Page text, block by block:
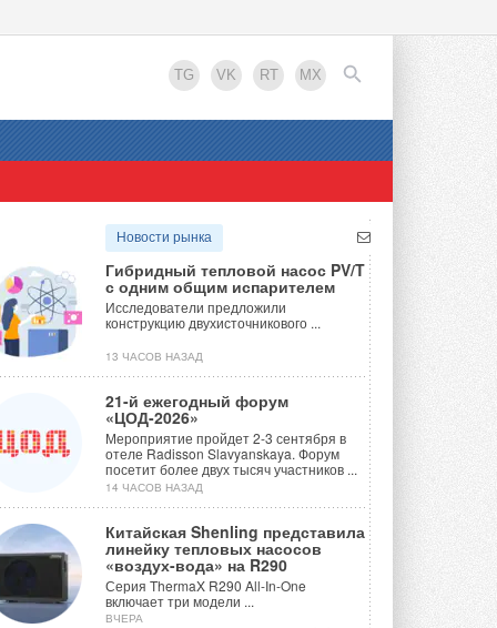
TG VK RT MX
EN
Новости рынка
Гибридный тепловой насос PV/T
с одним общим испарителем
Исследователи предложили
конструкцию двухисточникового ...
13 ЧАСОВ НАЗАД
21-й ежегодный форум
«ЦОД-2026»
Мероприятие пройдет 2-3 сентября в
отеле Radisson Slavyanskaya. Форум
посетит более двух тысяч участников ...
14 ЧАСОВ НАЗАД
Китайская Shenling представила
линейку тепловых насосов
«воздух-вода» на R290
Серия ThermaX R290 All-In-One
включает три модели ...
ВЧЕРА